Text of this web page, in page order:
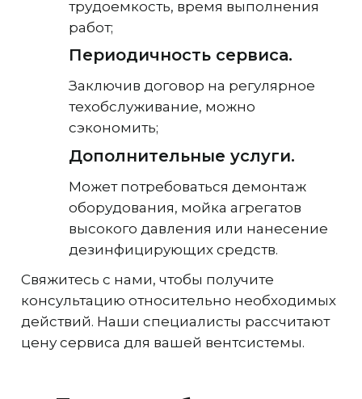
трудоемкость, время выполнения
работ;
Периодичность сервиса.
Заключив договор на регулярное
техобслуживание, можно
сэкономить;
Дополнительные услуги.
Может потребоваться демонтаж
оборудования, мойка агрегатов
высокого давления или нанесение
дезинфицирующих средств.
Свяжитесь с нами, чтобы получите
консультацию относительно необходимых
действий. Наши специалисты рассчитают
цену сервиса для вашей вентсистемы.